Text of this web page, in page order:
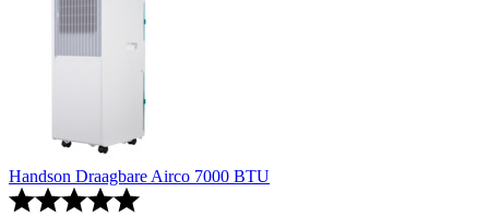
Handson Draagbare Airco 7000 BTU